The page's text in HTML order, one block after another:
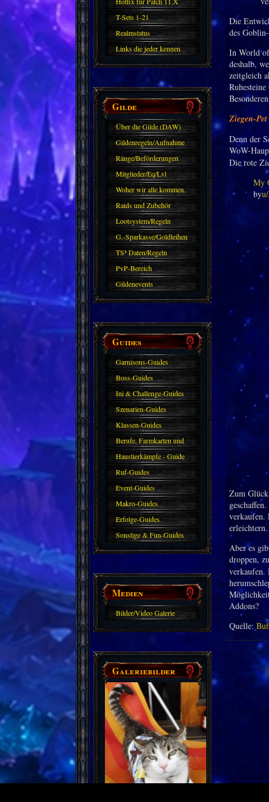
T-Sets 1-21
Realmstatus
Links die jeder kennen
sollte?! Oder nicht?
Gilde
Über die Gilde (DAW)
Gildenregeln/Aufnahme
Ränge/Beförderungen
Mitglieder/Eq/Lvl
Woher wir alle kommen.
Raids und Zubehör
Lootsystem/Regeln
G.-Sparkasse/Goldleihen
TS³ Daten/Regeln
PvP-Bereich
Gildenevents
Guides
Garnisons-Guides
Boss-Guides
Ini & Challenge-Guides
Szenarien-Guides
Klassen-Guides
Berufe, Farmkarten und
Haustiere
Haustierkämpfe - Guide
Ruf-Guides
Event-Guides
Makro-Guides
Erfolge-Guides
Sonstige & Fun-Guides
Medien
Bilder/Video Galerie
Galeriebilder
Die
des
In World
deshalb,
zeitgleich
Ziegen-
Denn der
WoW-
Die rote
My
by
Zum
verkaufen.
erleichtern.
Aber es
droppen,
verkaufen.
Addons?
Quelle: